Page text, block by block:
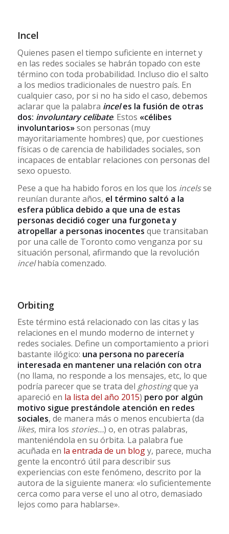
Incel
Quienes pasen el tiempo suficiente en internet y
en las redes sociales se habrán topado con este
término con toda probabilidad. Incluso dio el salto
a los medios tradicionales de nuestro país. En
cualquier caso, por si no ha sido el caso, debemos
aclarar que la palabra inceles la fusión de otras
dos: involuntary celibate. Estos «célibes
involuntarios»son personas (muy
mayoritariamente hombres) que, por cuestiones
físicas o de carencia de habilidades sociales, son
incapaces de entablar relaciones con personas del
sexo opuesto.
Pese a que ha habido foros en los que los incelsse
reunían durante años, el término saltó a la
esfera pública debido a que una de estas
personas decidió coger una furgoneta y
atropellar a personas inocentes que transitaban
por una calle de Toronto como venganza por su
situación personal, afirmando que la revolución
incelhabía comenzado.
Orbiting
Este término está relacionado con las citas y las
relaciones en el mundo moderno de internet y
redes sociales. Define un comportamiento a priori
bastante ilógico: una persona no parecería
interesada en mantener una relación con otra
(no llama, no responde a los mensajes, etc, lo que
podría parecer que se trata del ghostingque ya
apareció en la lista del año 2015) pero por algún
motivo sigue prestándole atención en redes
sociales, de manera más o menos encubierta (da
likes, mira los stories…) o, en otras palabras,
manteniéndola en su órbita. La palabra fue
acuñada en la entrada de un blogy, parece, mucha
gente la encontró útil para describir sus
experiencias con este fenómeno, descrito por la
autora de la siguiente manera: «lo suficientemente
cerca como para verse el uno al otro, demasiado
lejos como para hablarse».